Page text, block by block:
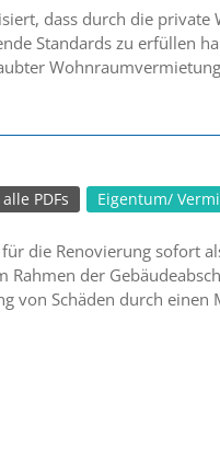
dass durch die private
Standards zu erfüllen
Eigentum/
alle PDFs
die Renovierung sofort
der
von Schäden durch einen